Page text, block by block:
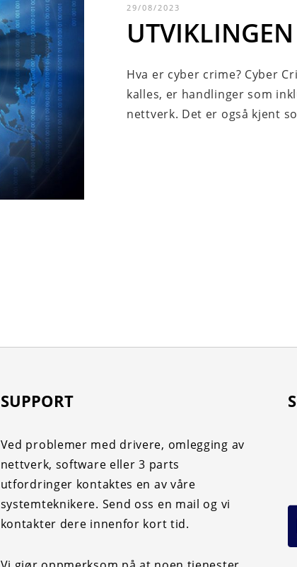
29/08/2023
Hva er cyber crime? Cyber
kalles, er handlinger som
nettverk. Det er også kjent
SUPPORT
Ved problemer med drivere, omlegging av
nettverk, software eller 3 parts
utfordringer kontaktes en av våre
systemteknikere. Send oss en mail og vi
kontakter dere innenfor kort tid.